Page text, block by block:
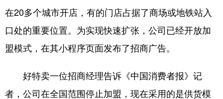
在20多个城市开店，有的门店占据了商场或地铁站入
口处的重要位置。为实现快速扩张，公司已经开放加
盟模式，在其小程序页面发布了招商广告。
好特卖一位招商经理告诉《中国消费者报》记
者，公司在全国范围停止加盟，现在采用的是供货模